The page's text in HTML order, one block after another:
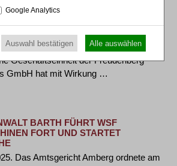
UNTERSTÜTZT DIE CAPOL GMBH
DER CURT GEORGI GMBH & CO.
Geschäftseinheit der Freudenberg
GmbH hat mit Wirkung …
BARTH FÜHRT WSF
FORT UND STARTET
Das Amtsgericht Amberg ordnete am
Google Analytics
Auswahl bestätigen Alle auswählen